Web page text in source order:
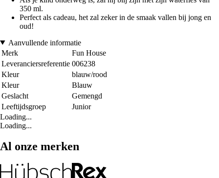
350 ml.
Perfect als cadeau, het zal zeker in de smaak vallen bij jong en
oud!
Aanvullende informatie
Merk
Fun House
Leveranciersreferentie 006238
Kleur
blauw/rood
Kleur
Blauw
Geslacht
Gemengd
Leeftijdsgroep
Junior
Loading...
Loading...
Al onze merken